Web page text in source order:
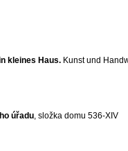
kleines Haus. Kunst und
úřadu, složka domu 536-XIV